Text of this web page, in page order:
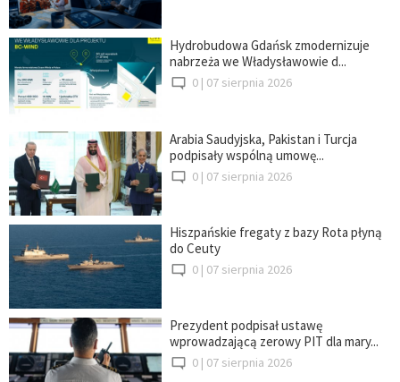
Hydrobudowa Gdańsk zmodernizuje
nabrzeża we Władysławowie d...
0 | 07 sierpnia 2026
Arabia Saudyjska, Pakistan i Turcja
podpisały wspólną umowę...
0 | 07 sierpnia 2026
Hiszpańskie fregaty z bazy Rota płyną
do Ceuty
0 | 07 sierpnia 2026
Prezydent podpisał ustawę
wprowadzającą zerowy PIT dla mary...
0 | 07 sierpnia 2026